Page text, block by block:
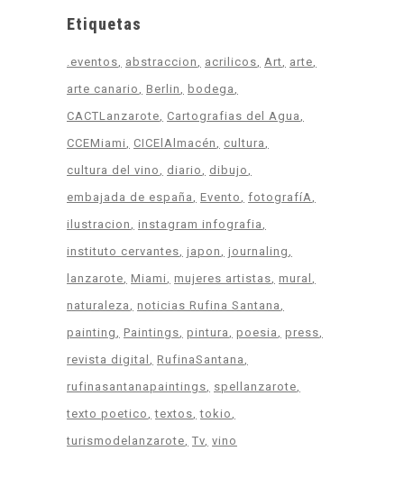
Etiquetas
.eventos abstraccion acrilicos Art
arte
arte canario
Berlin
bodega
CACTLanzarote
Cartografias del Agua
CCEMiami
CICElAlmacén
cultura
cultura del vino
diario
dibujo
embajada de españa
Evento
fotografíA
ilustracion
instagram infografia
instituto cervantes japon
journaling
lanzarote Miami mujeres artistas mural
naturaleza
noticias Rufina Santana
painting
Paintings pintura poesia
press
revista digital
RufinaSantana
rufinasantanapaintings
spellanzarote
texto poetico
textos tokio
turismodelanzarote Tv vino